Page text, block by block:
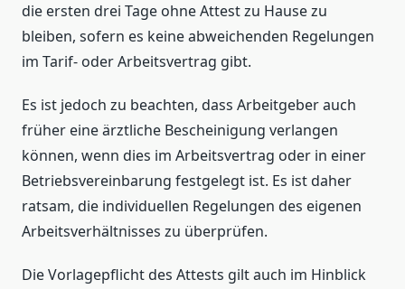
die ersten drei Tage ohne Attest zu Hause zu
bleiben, sofern es keine abweichenden Regelungen
im Tarif- oder Arbeitsvertrag gibt.
Es ist jedoch zu beachten, dass Arbeitgeber auch
früher eine ärztliche Bescheinigung verlangen
können, wenn dies im Arbeitsvertrag oder in einer
Betriebsvereinbarung festgelegt ist. Es ist daher
ratsam, die individuellen Regelungen des eigenen
Arbeitsverhältnisses zu überprüfen.
Die Vorlagepflicht des Attests gilt auch im Hinblick